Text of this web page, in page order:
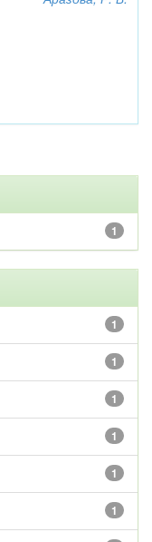
1
1
1
1
1
1
1